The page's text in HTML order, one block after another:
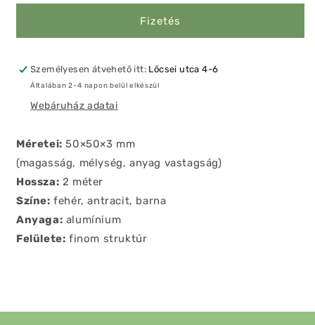
Fizetés
Személyesen átvehető itt: Lőcsei utca 4-6
Általában 2–4 napon belül elkészül
Webáruház adatai
Méretei: 50×50×3 mm
(magasság, mélység, anyag vastagság)
Hossza: 2 méter
Színe: fehér, antracit, barna
Anyaga: alumínium
Felülete: finom struktúr